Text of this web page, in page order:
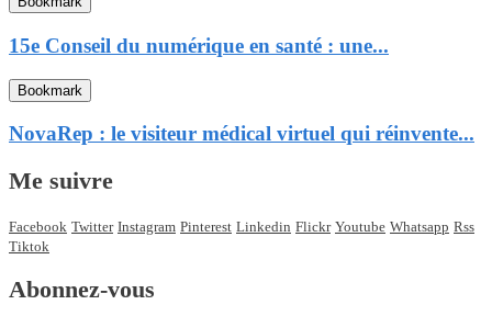
15e Conseil du numérique en santé : une...
Bookmark
NovaRep : le visiteur médical virtuel qui réinvente...
Me suivre
Facebook Twitter Instagram Pinterest Linkedin Flickr Youtube Whatsapp Rss
Tiktok
Abonnez-vous